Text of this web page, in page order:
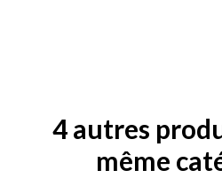
4 autres
même